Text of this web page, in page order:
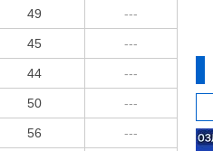
49 ---
45 ---
44 ---
50 ---
56 ---